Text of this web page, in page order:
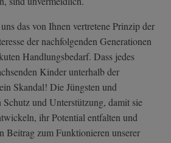
das von Ihnen vertretene Prinzip der
der nachfolgenden Generationen
Handlungsbedarf. Dass jedes
Kinder unterhalb der
Skandal! Die Jüngsten und
Schutz und Unterstützung, damit sie
ihr Potential entfalten und
Beitrag zum Funktionieren unserer